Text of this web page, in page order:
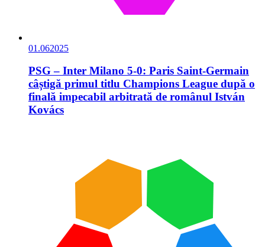
01.062025
PSG – Inter Milano 5-0: Paris Saint-Germain
câștigă primul titlu Champions League după o
finală impecabil arbitrată de românul István
Kovács